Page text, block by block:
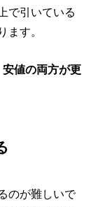
で引いている
ます。
安値の両方が更
のが難しいで